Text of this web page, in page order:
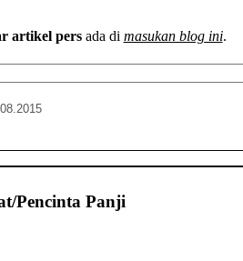
artikel pers ada di masukan blog ini.
Pencinta Panji